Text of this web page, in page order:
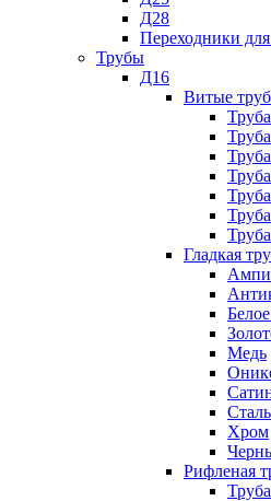
Д28
Переходники
Трубы
Д16
Витые
Гладкая
Медь
Сталь
Хром
Рифленая